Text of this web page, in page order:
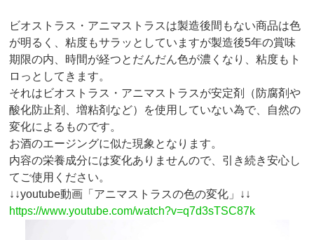
ビオストラス・アニマストラスは製造後間もない商品は色
が明るく、粘度もサラッとしていますが製造後5年の賞味
期限の内、時間が経つとだんだん色が濃くなり、粘度もト
ロっとしてきます。
それはビオストラス・アニマストラスが安定剤（防腐剤や
酸化防止剤、増粘剤など）を使用していない為で、自然の
変化によるものです。
お酒のエージングに似た現象となります。
内容の栄養成分には変化ありませんので、引き続き安心し
てご使用ください。
↓↓youtube動画「アニマストラスの色の変化」↓↓
https://www.youtube.com/watch?v=q7d3sTSC87k